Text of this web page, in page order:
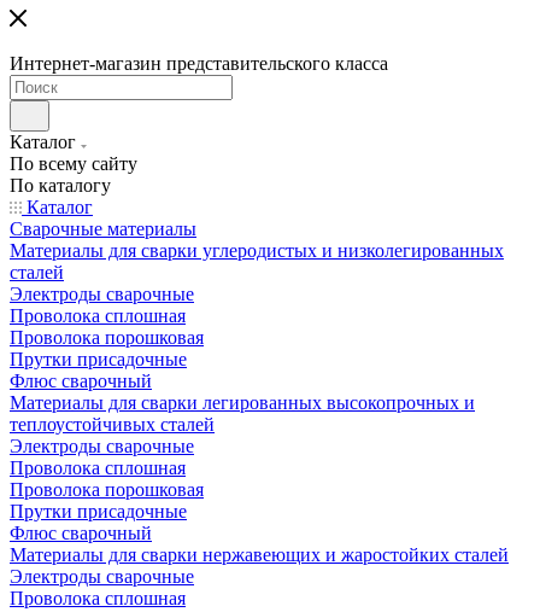
Интернет-магазин представительского класса
Каталог
По всему сайту
По каталогу
Каталог
Сварочные материалы
Материалы для сварки углеродистых и низколегированных
сталей
Электроды сварочные
Проволока сплошная
Проволока порошковая
Прутки присадочные
Флюс сварочный
Материалы для сварки легированных высокопрочных и
теплоустойчивых сталей
Электроды сварочные
Проволока сплошная
Проволока порошковая
Прутки присадочные
Флюс сварочный
Материалы для сварки нержавеющих и жаростойких сталей
Электроды сварочные
Проволока сплошная